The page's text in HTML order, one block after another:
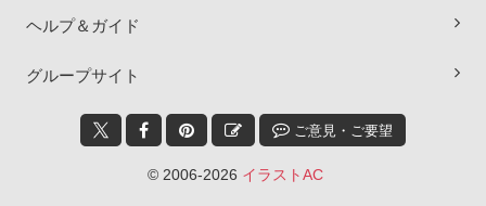
ヘルプ＆ガイド
グループサイト
ご意見・ご要望
© 2006-2026 イラストAC